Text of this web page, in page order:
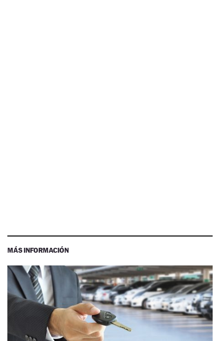
MÁS INFORMACIÓN